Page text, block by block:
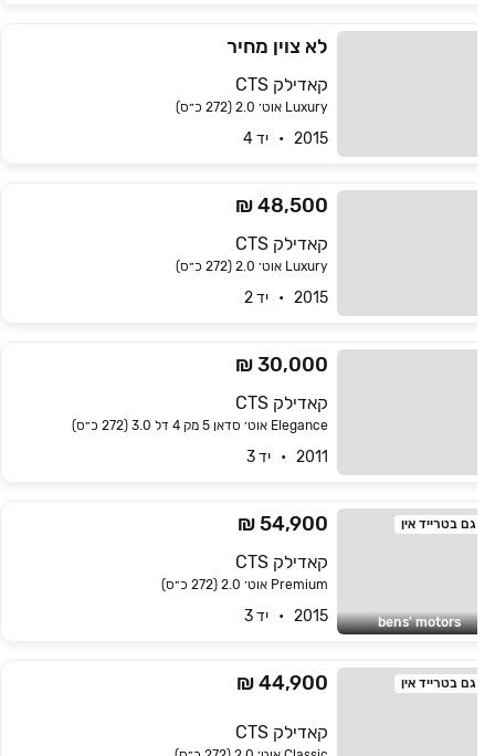
קאדילק CTS
Luxury אוט׳ 2.0 (272 כ״ס)
2015   •   יד 4
לא צוין מחיר
קאדילק CTS
Luxury אוט׳ 2.0 (272 כ״ס)
2015   •   יד 2
48,500 ₪
קאדילק CTS
Elegance אוט׳ סדאן 5 מק 4 דל 3.0 (272 כ״ס)
2011   •   יד 3
30,000 ₪
גם בטרייד אין
bens' motors
קאדילק CTS
Premium אוט׳ 2.0 (272 כ״ס)
2015   •   יד 3
54,900 ₪
גם בטרייד אין
קאדילק CTS
44,900 ₪